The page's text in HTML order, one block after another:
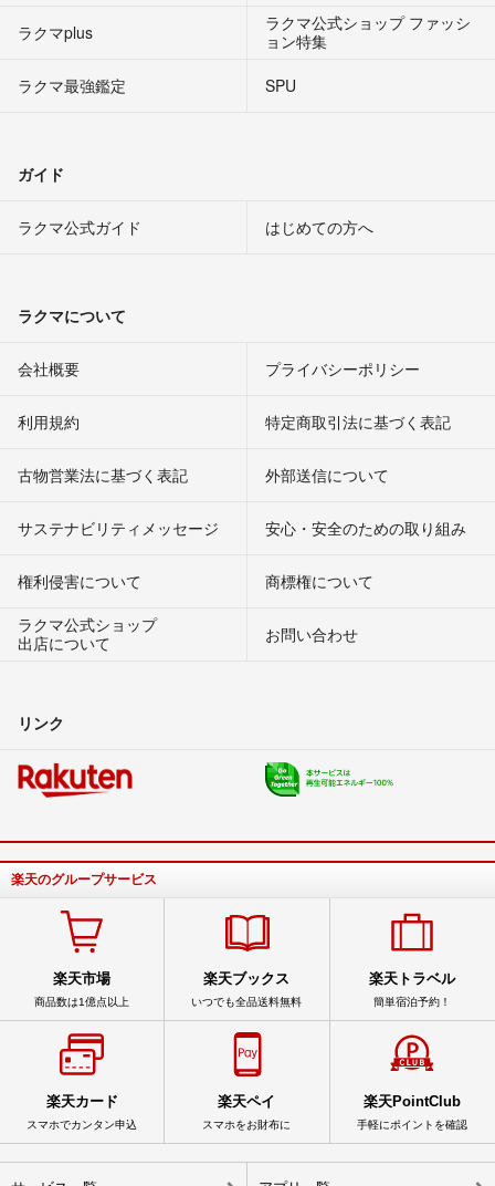
ラクマplus
ラクマ公式ショップ ファッシ
ョン特集
ラクマ最強鑑定
SPU
ガイド
ラクマ公式ガイド はじめての方へ
ラクマについて
会社概要 プライバシーポリシー
利用規約 特定商取引法に基づく表記
古物営業法に基づく表記 外部送信について
サステナビリティメッセージ 安心・安全のための取り組み
権利侵害について
商標権について
ラクマ公式ショップ
出店について
お問い合わせ
リンク
楽天のグループサービス
楽天市場
商品数は1億点以上
楽天ブックス
いつでも全品送料無料
楽天トラベル
簡単宿泊予約！
楽天カード
スマホでカンタン申込
楽天ペイ
スマホをお財布に
楽天PointClub
手軽にポイントを確認